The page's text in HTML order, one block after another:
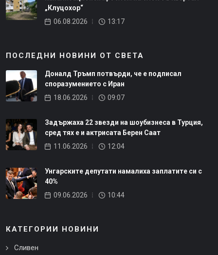
„Клуцохор“
06.08.2026
13:17
ПОСЛЕДНИ НОВИНИ ОТ СВЕТА
Доналд Тръмп потвърди, че е подписал
споразумението с Иран
18.06.2026
09:07
Задържаха 22 звезди на шоубизнеса в Турция,
сред тях е и актрисата Берен Саат
11.06.2026
12:04
Унгарските депутати намалиха заплатите си с
40%
09.06.2026
10:44
КАТЕГОРИИ НОВИНИ
Сливен